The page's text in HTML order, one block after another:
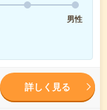
男性
詳しく見る